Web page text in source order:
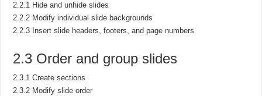
2.2.1 Hide and unhide slides
2.2.2 Modify individual slide backgrounds
2.2.3 Insert slide headers, footers, and page numbers
2.3 Order and group slides
2.3.1 Create sections
2.3.2 Modify slide order